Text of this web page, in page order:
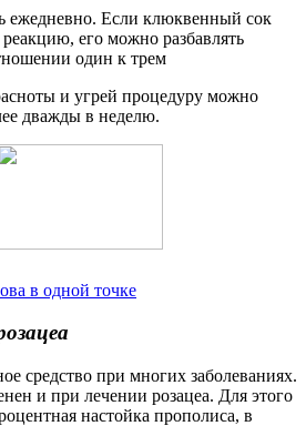
ежедневно. Если клюквенный сок
его можно разбавлять
один к трем
и угрей процедуру можно
дважды в неделю.
в одной точке
средство при многих заболеваниях.
и при лечении розацеа. Для этого
настойка прополиса, в